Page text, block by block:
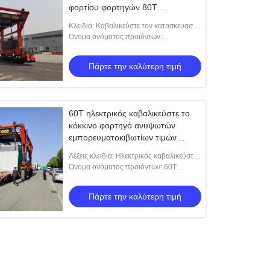
φορτίου φορτηγών 80T
Κλειδιά: Καβαλικεύστε τον κατασκευαστή
φορτηγών μεταφορέων
Όνομα ονόματος προϊόντων:
με τη δύναμη diesel για τα μεγάλου
μεγέθους φορτία
Πάρτε την καλύτερη τιμή
60T ηλεκτρικός καβαλικεύστε το
κόκκινο φορτηγό ανυψωτών
εμπορευματοκιβωτίων τιμών
Λέξεις κλειδιά: Ηλεκτρικός καβαλικεύστε
τον κατασκευαστή μεταφορέων
Όνομα ονόματος προϊόντων: 60T
για τον υλικό χειρισμό
Πάρτε την καλύτερη τιμή